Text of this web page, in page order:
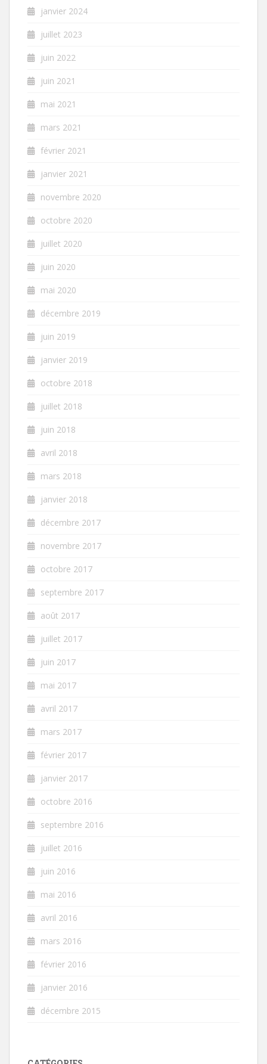
janvier 2024
juillet 2023
juin 2022
juin 2021
mai 2021
mars 2021
février 2021
janvier 2021
novembre 2020
octobre 2020
juillet 2020
juin 2020
mai 2020
décembre 2019
juin 2019
janvier 2019
octobre 2018
juillet 2018
juin 2018
avril 2018
mars 2018
janvier 2018
décembre 2017
novembre 2017
octobre 2017
septembre 2017
août 2017
juillet 2017
juin 2017
mai 2017
avril 2017
mars 2017
février 2017
janvier 2017
octobre 2016
septembre 2016
juillet 2016
juin 2016
mai 2016
avril 2016
mars 2016
février 2016
janvier 2016
décembre 2015